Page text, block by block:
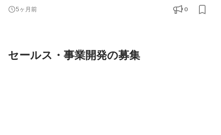
BP/セールスマネージャーとして、自ら大型案件を獲得・リードす
るだけでなく、プロジェクト全体の収益管理、チームメンバーの
5ヶ月前 0
セールス・事業開発の募集